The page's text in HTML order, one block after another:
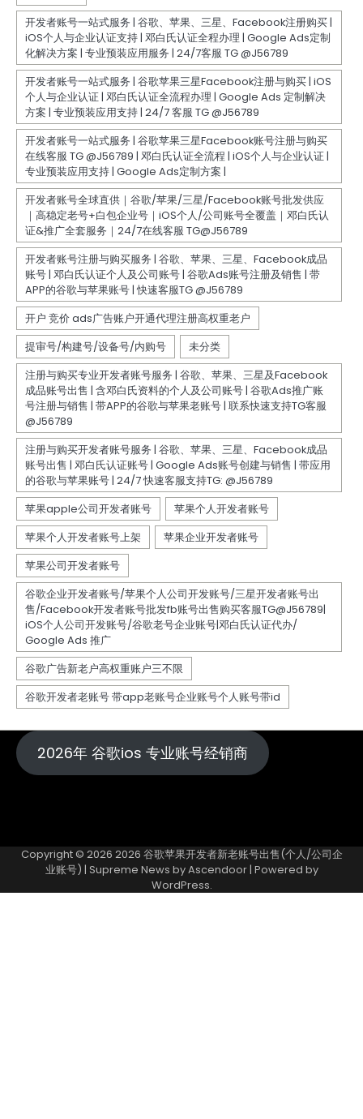
2026年 谷歌ios 专业账号经销商
Copyright © 2026 2026 谷歌苹果开发者新老账号出售(个人/公司企
业账号) | Supreme News byAscendoor| Powered by
WordPress.